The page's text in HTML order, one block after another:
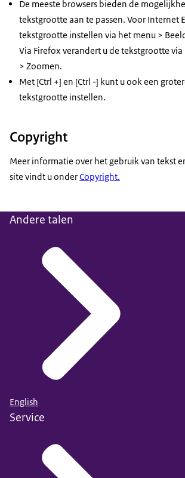
De meeste browsers bieden de
tekstgrootte aan te passen. Voor Internet
tekstgrootte instellen via het menu >
Via Firefox verandert u de tekstgrootte
> Zoomen.
Met [Ctrl +] en [Ctrl -] kunt u ook een
tekstgrootte instellen.
Copyright
Meer informatie over het gebruik van tekst
site vindt u onderCopyright.
Andere talen
English
Service